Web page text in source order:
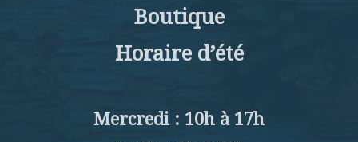
Boutique
Horaire d’été
Mercredi : 10h à 17h